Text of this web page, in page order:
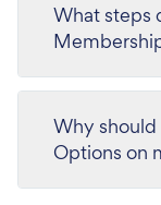
What steps
Why
Options on